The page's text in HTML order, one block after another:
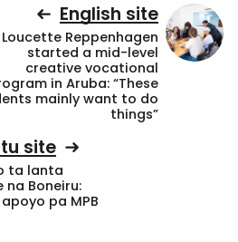
English site
Loucette Reppenhagen
started a mid-level
creative vocational
in Aruba: “These
mainly want to do
things”
site
ta lanta
Boneiru:
pa MPB